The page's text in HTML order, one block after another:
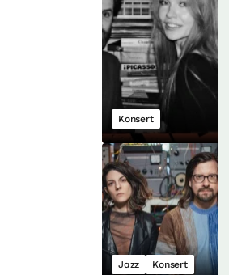
Konsert
Jazz Konsert